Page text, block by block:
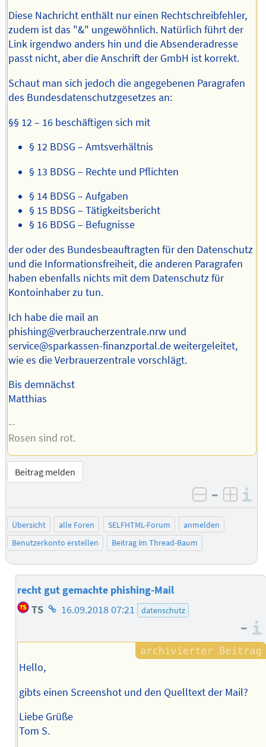
Diese Nachricht enthält nur einen Rechtschreibfehler,
zudem ist das "&" ungewöhnlich. Natürlich führt der
Link irgendwo anders hin und die Absenderadresse
passt nicht, aber die Anschrift der GmbH ist korrekt.
Schaut man sich jedoch die angegebenen Paragrafen
des Bundesdatenschutzgesetzes an:
§§ 12 – 16 beschäftigen sich mit
§ 12 BDSG – Amtsverhältnis
§ 13 BDSG – Rechte und Pflichten
§ 14 BDSG – Aufgaben
§ 15 BDSG – Tätigkeitsbericht
§ 16 BDSG – Befugnisse
der oder des Bundesbeauftragten für den Datenschutz
und die Informationsfreiheit, die anderen Paragrafen
haben ebenfalls nichts mit dem Datenschutz für
Kontoinhaber zu tun.
Ich habe die mail an
phishing@verbraucherzentrale.nrw und
service@sparkassen-finanzportal.de weitergeleitet,
wie es die Verbrauerzentrale vorschlägt.
Bis demnächst
Matthias
--
Rosen sind rot.
Beitrag melden
negativ
–
Übersicht alle Foren SELFHTML-Forum
anmelden
Benutzerkonto erstellen
Beitrag im Thread-Baum
recht gut gemachte phishing-Mail
TS Homepage
Autors
16.09.2018 07:21 datenschutz
–
Hello,
gibts einen Screenshot und den Quelltext der Mail?
Liebe Grüße
Tom S.